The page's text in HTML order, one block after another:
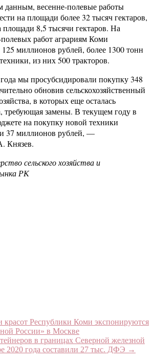
данным, весенне-полевые работы
на площади более 32 тысяч гектаров,
площади 8,5 тысячи гектаров. На
работ аграриям Коми
125 миллионов рублей, более 1300 тонн
из них 500 тракторов.
мы просубсидировали покупку 348
обновив сельскохозяйственный
в которых еще осталась
требующая замены. В текущем году в
на покупку новой техники
37 миллионов рублей, —
Князев.
сельского хозяйства и
РК
красот Республики Коми экспонируются
России» в Москве
в границах Северной железной
2020 года составили 27 тыс. ДФЭ →